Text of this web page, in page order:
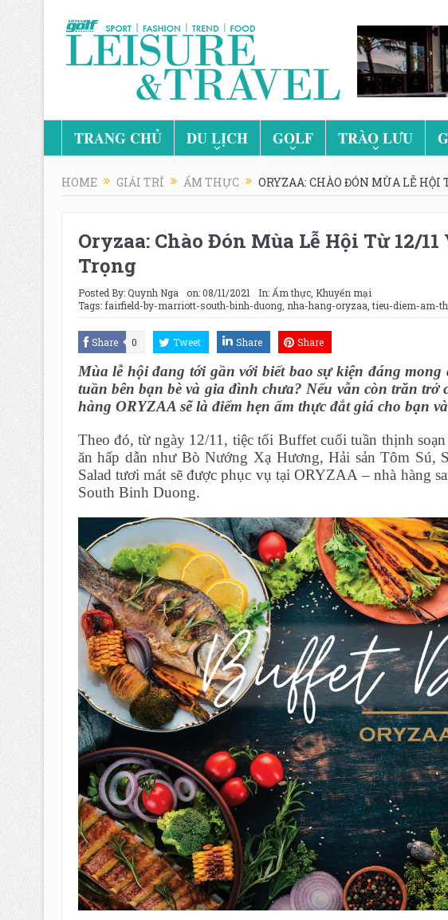
TRANG CHỦ DU LỊCH GOLF TRÀO LƯU
HOME GIẢI TRÍ ẨM THỰC ORYZAA: CHÀO ĐÓN MÙA LỄ HỘI
Oryzaa: Chào Đón Mùa Lễ Hội Từ 12/
Trọng
Posted By:Quynh Nga on:08/11/2021 In: Ẩm thực, Khuyến mại
Tags:fairfield-by-marriott-south-binh-duong, nha-hang-oryzaa ,tieu-diem-am-
Share 0 Tweet Share Share
Mùa lễ hội đang tới gần với biết bao sự kiện đáng
tuần bên bạn bè và gia đình chưa? Nếu vẫn còn trăn
hàng ORYZAA sẽ là điểm hẹn ẩm thực đắt giá cho bạn
Theo đó, từ ngày 12/11, tiệc tối Buffet cuối tuần thịnh
ăn hấp dẫn như Bò Nướng Xạ Hương, Hải sản Tôm
Salad tươi mát sẽ được phục vụ tại ORYZAA – nhà hàng
South Binh Duong.